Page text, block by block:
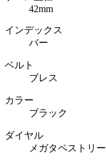
42mm
インデックス
バー
ベルト
ブレス
カラー
ブラック
ダイヤル
メガタペストリー